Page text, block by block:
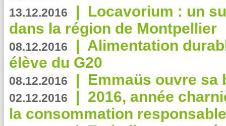
13.12.2016 | Locavorium : un
dans la région de Montpellier
08.12.2016 | Alimentation
élève du G20
08.12.2016 | Emmaüs ouvre sa
02.12.2016 | 2016, année
la consommation